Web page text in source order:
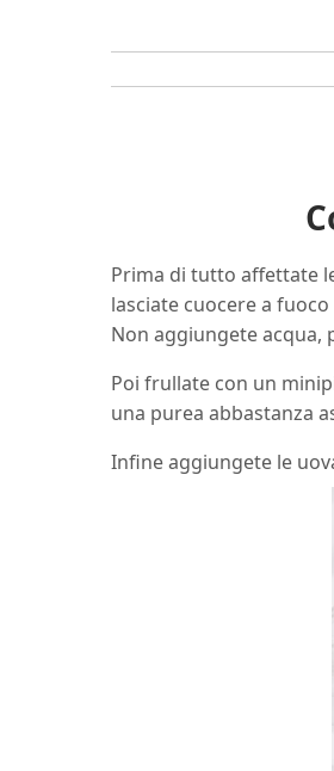
Prima di tutto affettate
lasciate cuocere a
Non aggiungete acqua,
Poi frullate con un
una purea abbastanza
Infine aggiungete le